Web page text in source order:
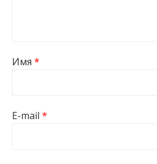
Имя *
E-mail *